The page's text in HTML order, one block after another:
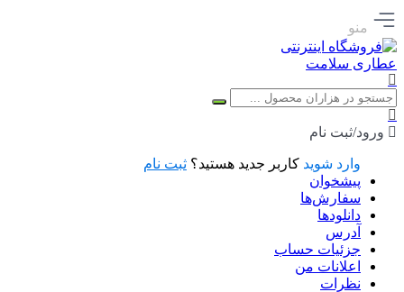
منو
ورود/ثبت نام
وارد شوید کاربر جدید هستید؟ ثبت نام
پیشخوان
سفارش‌ها
دانلودها
آدرس
جزئیات حساب
اعلانات من
نظرات